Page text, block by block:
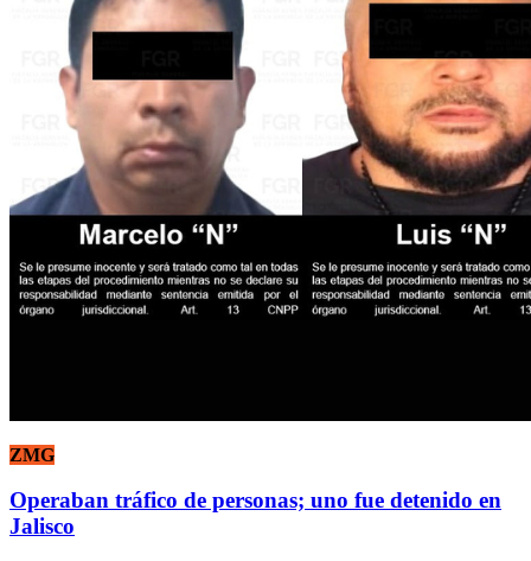
ZMG
Operaban tráfico de personas; uno fue detenido en
Jalisco